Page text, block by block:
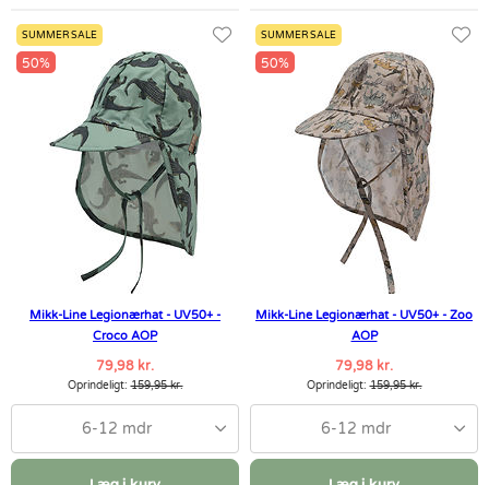
SUMMER SALE
50%
Mikk-Line Legionærhat - UV50+ -
Croco AOP
79,98 kr.
Oprindeligt:159,95 kr.
6-12 mdr
SUMMER SALE
50%
Mikk-Line Legionærhat - UV50+ - Zoo
AOP
79,98 kr.
Oprindeligt:159,95 kr.
6-12 mdr